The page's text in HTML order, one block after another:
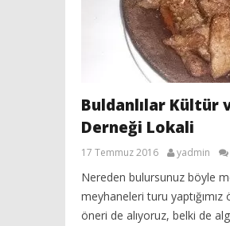
Buldanlılar Kültür
Derneği Lokali
17 Temmuz 2016 yadmin
Nereden bulursunuz böyle
meyhaneleri turu
öneri de alıyoruz, belki de